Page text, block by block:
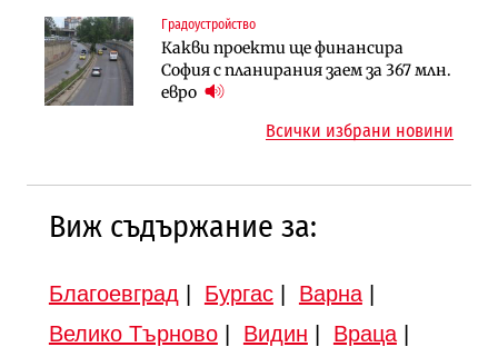
Градоустройство
Какви проекти ще финансира
София с планирания заем за 367 млн.
евро
Търново
Градоустройство
Шест кандидата с интерес към
Публични финанси
Регионалният министър поема „на
ръчно управление“ общинската
инвестиционна програма
Всички избрани новини
Виж съдържание за:
Благоевград Бургас| Варна|
Велико Търново| Видин Враца|